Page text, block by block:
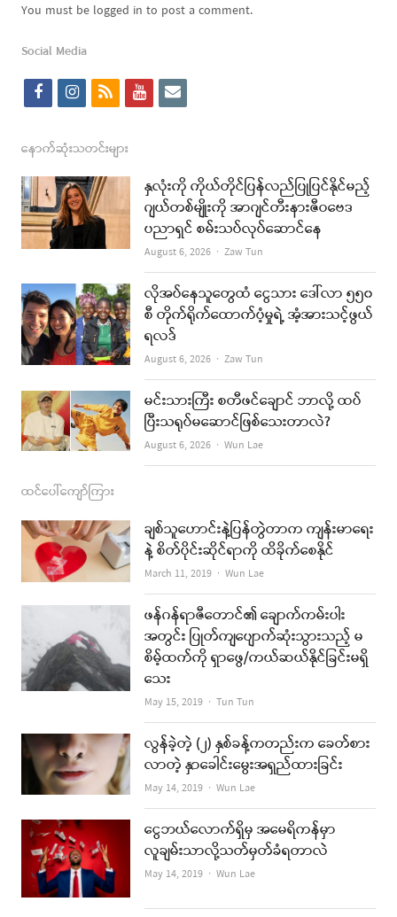
You must be logged in to post a comment.
Social Media
f
c
e
b
o
k
i
s
t
a
g
a
m
r
s
y
t
u
b
e
e
i
l
နောက်ဆုံးသတင်းများ
နှလုံးကို ကိုယ်တိုင်ပြန်လည်ပြုပြင်နိုင်မည့်
ဂျယ်တစ်မျိုးကို အာဂျင်တီးနားဇီဝဗေဒ
ပညာရှင် စမ်းသပ်လုပ်ဆောင်နေ
August 6, 2026 Author
Zaw Tun
လိုအပ်နေသူတွေထံ ငွေသား ဒေါ်လာ ၅၅၀
စီ တိုက်ရိုက်ထောက်ပံ့မှုရဲ့ အံ့အားသင့်ဖွယ်
ရလဒ်
August 6, 2026 Author
Zaw Tun
မင်းသားကြီး စတီဖင်ချောင် ဘာလို့ ထပ်
ပြီးသရုပ်မဆောင်ဖြစ်သေးတာလဲ?
August 6, 2026 Author
Wun Lae
ထင်ပေါ်ကျော်ကြား
ချစ်သူဟောင်းနဲ့ပြန်တွဲတာက ကျန်းမာရေး
နဲ့ စိတ်ပိုင်းဆိုင်ရာကို ထိခိုက်စေနိုင်
March 11, 2019 Author
Wun Lae
ဖန်ဂန်ရာဇီတောင်၏ ချောက်ကမ်းပါး
အတွင်း ပြုတ်ကျပျောက်ဆုံးသွားသည့် မ
စိမ့်ထက်ကို ရှာဖွေ/ကယ်ဆယ်နိုင်ခြင်းမရှိ
သေး
May 15, 2019 Author
Tun Tun
လွန်ခဲ့တဲ့ (၂) နှစ်ခန့်ကတည်းက ခေတ်စား
လာတဲ့ နှာခေါင်းမွေးအရှည်ထားခြင်း
May 14, 2019 Author
Wun Lae
ငွေဘယ်လောက်ရှိမှ အမေရိကန်မှာ
လူချမ်းသာလို့သတ်မှတ်ခံရတာလဲ
May 14, 2019 Author
Wun Lae